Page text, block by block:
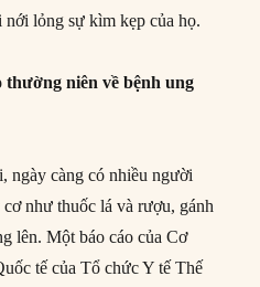
lỏng sự kìm kẹp của họ.
thường niên về bệnh ung
ngày càng có nhiều người
như thuốc lá và rượu, gánh
lên. Một báo cáo của Cơ
tế của Tổ chức Y tế Thế